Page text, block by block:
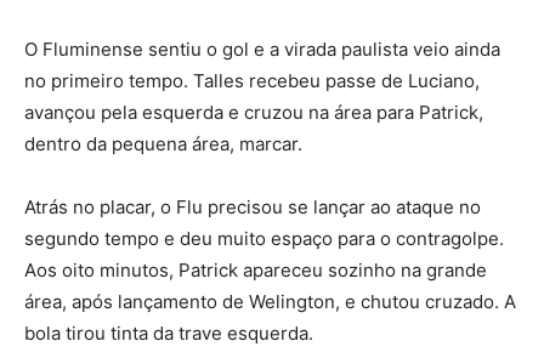
O Fluminense sentiu o gol e a virada paulista veio ainda
no primeiro tempo. Talles recebeu passe de Luciano,
avançou pela esquerda e cruzou na área para Patrick,
dentro da pequena área, marcar.
Atrás no placar, o Flu precisou se lançar ao ataque no
segundo tempo e deu muito espaço para o contragolpe.
Aos oito minutos, Patrick apareceu sozinho na grande
área, após lançamento de Welington, e chutou cruzado. A
bola tirou tinta da trave esquerda.